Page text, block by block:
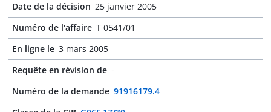
Date de la décision 25 janvier 2005
Numéro de l'affaire T 0541/01
En ligne le 3 mars 2005
Requête en révision de -
Numéro de la demande 91916179.4